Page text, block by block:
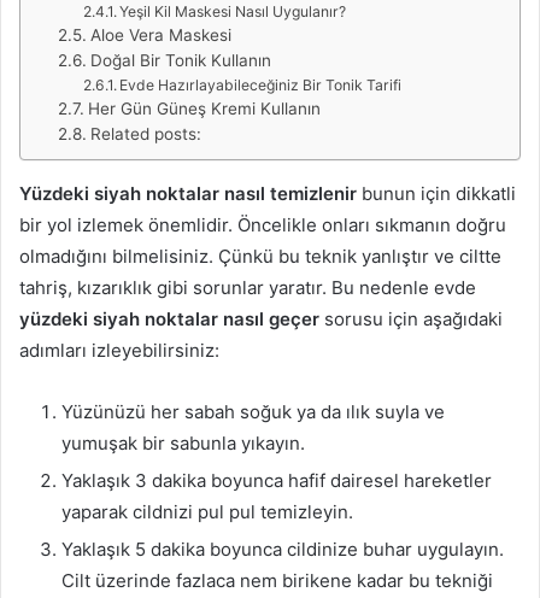
Yeşil Kil Maskesi Nasıl Uygulanır?
Aloe Vera Maskesi
Doğal Bir Tonik Kullanın
Evde Hazırlayabileceğiniz Bir Tonik Tarifi
Her Gün Güneş Kremi Kullanın
Related posts:
Yüzdeki siyah noktalar nasıl temizlenir bunun için dikkatli
bir yol izlemek önemlidir. Öncelikle onları sıkmanın doğru
olmadığını bilmelisiniz. Çünkü bu teknik yanlıştır ve ciltte
tahriş, kızarıklık gibi sorunlar yaratır. Bu nedenle evde
yüzdeki siyah noktalar nasıl geçer sorusu için aşağıdaki
adımları izleyebilirsiniz:
Yüzünüzü her sabah soğuk ya da ılık suyla ve
yumuşak bir sabunla yıkayın.
Yaklaşık 3 dakika boyunca hafif dairesel hareketler
yaparak cildnizi pul pul temizleyin.
Yaklaşık 5 dakika boyunca cildinize buhar uygulayın.
Cilt üzerinde fazlaca nem birikene kadar bu tekniği